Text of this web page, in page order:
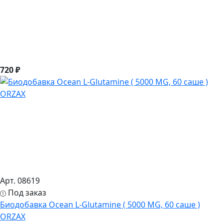
720 ₽
Арт. 08619
Под заказ
Биодобавка Ocean L-Glutamine ( 5000 MG, 60 саше )
ORZAX